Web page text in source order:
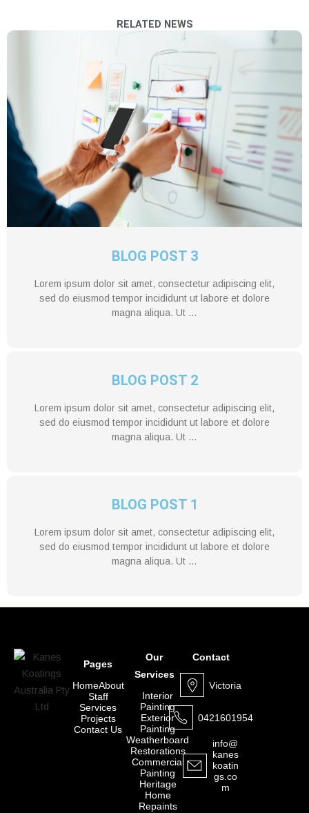
RELATED NEWS
BLOG POST 3
Lorem ipsum dolor sit amet, consectetur adipiscing elit,
sed do eiusmod tempor incididunt ut labore et dolore
magna aliqua. Ut …
BLOG POST 2
Lorem ipsum dolor sit amet, consectetur adipiscing elit,
sed do eiusmod tempor incididunt ut labore et dolore
magna aliqua. Ut …
BLOG POST 1
Lorem ipsum dolor sit amet, consectetur adipiscing elit,
sed do eiusmod tempor incididunt ut labore et dolore
magna aliqua. Ut …
Pages
HomeAbout
Staff
Services
Projects
Contact Us
Our
Services
Interior
Painting
Exterior
Painting
Weatherboard
Restorations
Commercial
Painting
Heritage
Home
Repaints
Contact
Victoria
0421601954
info@
kanes
koatin
gs.co
m